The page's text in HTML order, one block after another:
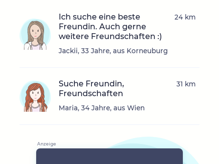
Ich suche eine beste
Freundin. Auch gerne
weitere Freundschaften :)
Jackii, 33 Jahre, aus Korneuburg
24 km
Suche Freundin,
Freundschaften
Maria, 34 Jahre, aus Wien
31 km